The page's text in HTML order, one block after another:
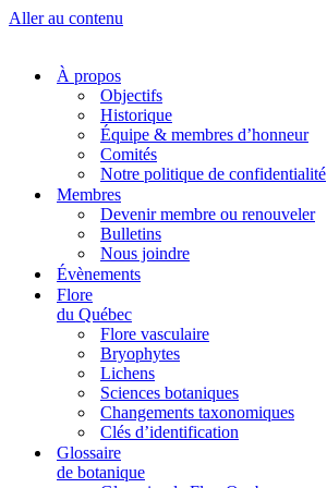
Aller au contenu
À propos
Objectifs
Historique
Équipe & membres d’honneur
Comités
Notre politique de confidentialité
Membres
Devenir membre ou renouveler
Bulletins
Nous joindre
Évènements
Flore
du Québec
Flore vasculaire
Bryophytes
Lichens
Sciences botaniques
Changements taxonomiques
Clés d’identification
Glossaire
de botanique